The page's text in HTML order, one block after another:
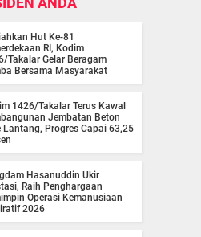
Hut Ke-81
RI, Kodim
Takalar Gelar Beragam
Bersama Masyarakat
1426/Takalar Terus Kawal
Jembatan Beton
Lantang, Progres Capai 63,25
Hasanuddin Ukir
Raih Penghargaan
Operasi Kemanusiaan
2026